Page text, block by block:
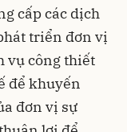
cấp các dịch
triển đơn vị
vụ công thiết
để khuyến
đơn vị sự